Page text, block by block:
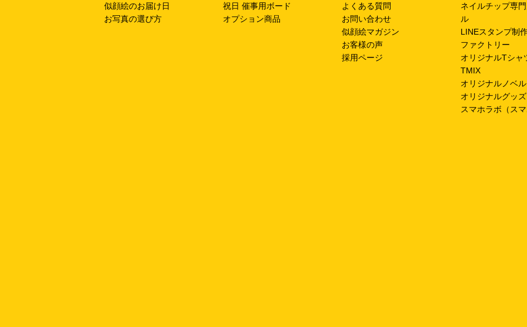
似顔絵のお届け日
お写真の選び方
祝日 催事用ボード
オプション商品
よくある質問
お問い合わせ
似顔絵マガジン
お客様の声
採用ページ
ネイルチップ専
ル
LINEスタンプ制
ファクトリー
オリジナルTシャ
TMIX
オリジナルノベ
オリジナルグッ
スマホラボ（ス